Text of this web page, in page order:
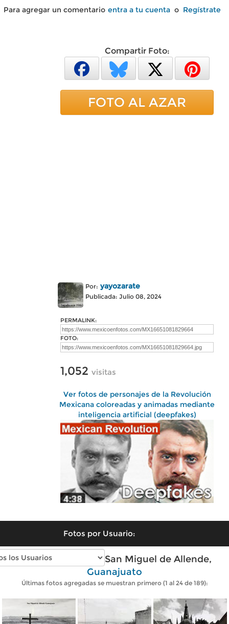
Para agregar un comentario entra a tu cuenta o Regístrate
Compartir Foto:
FOTO AL AZAR
Por: yayozarate
Publicada: Julio 08, 2024
PERMALINK:
FOTO:
1,052 visitas
Ver fotos de personajes de la Revolución
Mexicana coloreadas y animadas mediante
inteligencia artificial (deepfakes)
Fotos por Usuario:
Fotos antiguas de San Miguel de Allende,
Guanajuato
Últimas fotos agregadas se muestran primero (1 al 24 de 189):